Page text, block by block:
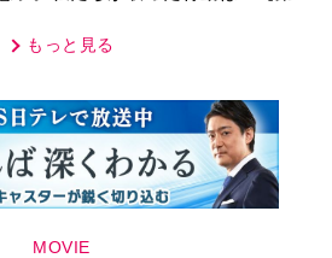
もっと見る
MOVIE